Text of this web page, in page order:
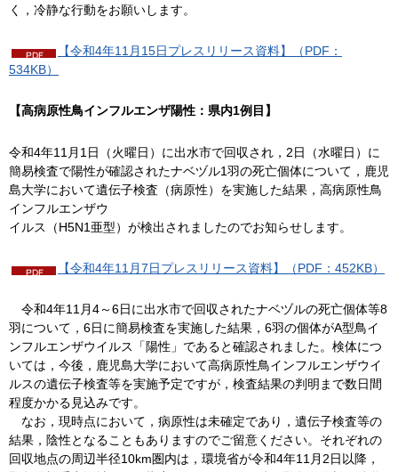
く，冷静な行動をお願いします。
【令和4年11月15日プレスリリース資料】（PDF：
534KB）
【高病原性鳥インフルエンザ陽性：県内1例目】
令和4年11月1日（火曜日）に出水市で回収され，2日（水曜日）に
簡易検査で陽性が確認されたナベヅル1羽の死亡個体について，鹿児
島大学において遺伝子検査（病原性）を実施した結果，高病原性鳥
インフルエンザウ
イルス（H5N1亜型）が検出されましたのでお知らせします。
【令和4年11月7日プレスリリース資料】（PDF：452KB）
令和4年11月4～6日に出水市で回収されたナベヅルの死亡個体等8
羽について，6日に簡易検査を実施した結果，6羽の個体がA型鳥イ
ンフルエンザウイルス「陽性」であると確認されました。検体につ
いては，今後，鹿児島大学において高病原性鳥インフルエンザウイ
ルスの遺伝子検査等を実施予定ですが，検査結果の判明まで数日間
程度かかる見込みです。
なお，現時点において，病原性は未確定であり，遺伝子検査等の
結果，陰性となることもありますのでご留意ください。それぞれの
回収地点の周辺半径10km圏内は，環境省が令和4年11月2日以降，